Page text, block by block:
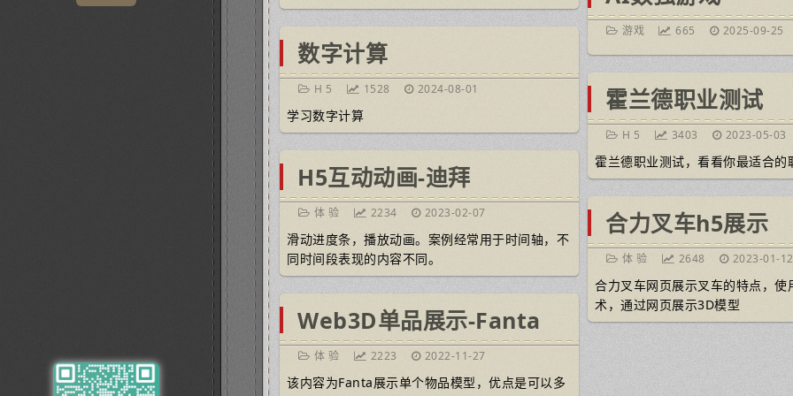
游戏 665 2025-09-25
数字计算
H 5 1528 2024-08-01
学习数字计算
霍兰德职业测试
H 5 3403 2023-05-03
霍兰德职业测试，看看你最适合的
H5互动动画-迪拜
体 验 2234 2023-02-07
滑动进度条，播放动画。案例经常用于时间轴，不
同时间段表现的内容不同。
合力叉车h5展示
体 验 2648 2023-01-12
合力叉车网页展示叉车的特点，
术，通过网页展示3D模型
Web3D单品展示-Fanta
体 验 2223 2022-11-27
该内容为Fanta展示单个物品模型，优点是可以多